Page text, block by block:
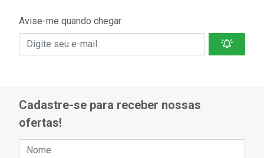
Avise-me quando chegar
Cadastre-se para receber nossas
ofertas!